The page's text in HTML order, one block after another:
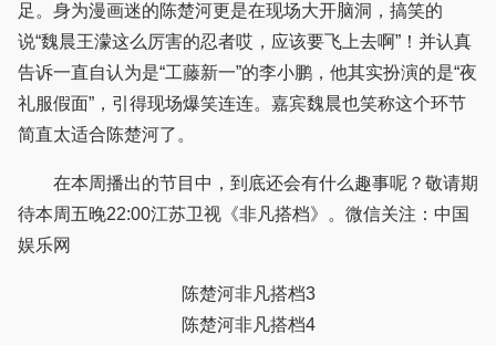
足。身为漫画迷的陈楚河更是在现场大开脑洞，搞笑的
说“魏晨王濛这么厉害的忍者哎，应该要飞上去啊”！并认真
告诉一直自认为是“工藤新一”的李小鹏，他其实扮演的是“夜
礼服假面”，引得现场爆笑连连。嘉宾魏晨也笑称这个环节
简直太适合陈楚河了。
在本周播出的节目中，到底还会有什么趣事呢？敬请期
待本周五晚22:00江苏卫视《非凡搭档》。微信关注：中国
娱乐网
陈楚河非凡搭档3
陈楚河非凡搭档4